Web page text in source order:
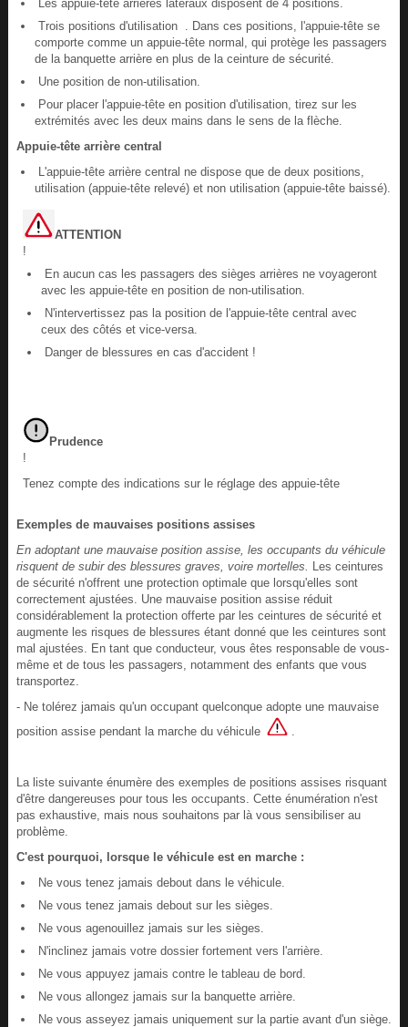
Les appuie-tête arrières latéraux disposent de 4 positions.
Trois positions d'utilisation . Dans ces positions, l'appuie-tête se
comporte comme un appuie-tête normal, qui protège les passagers
de la banquette arrière en plus de la ceinture de sécurité.
Une position de non-utilisation.
Pour placer l'appuie-tête en position d'utilisation, tirez sur les
extrémités avec les deux mains dans le sens de la flèche.
Appuie-tête arrière central
L'appuie-tête arrière central ne dispose que de deux positions,
utilisation (appuie-tête relevé) et non utilisation (appuie-tête baissé).
ATTENTION
!
En aucun cas les passagers des sièges arrières ne voyageront
avec les appuie-tête en position de non-utilisation.
N'intervertissez pas la position de l'appuie-tête central avec
ceux des côtés et vice-versa.
Danger de blessures en cas d'accident !
Prudence
!
Tenez compte des indications sur le réglage des appuie-tête
Exemples de mauvaises positions assises
En adoptant une mauvaise position assise, les occupants du véhicule
risquent de subir des blessures graves, voire mortelles.
Les ceintures
de sécurité n'offrent une protection optimale que lorsqu'elles sont
correctement ajustées. Une mauvaise position assise réduit
considérablement la protection offerte par les ceintures de sécurité et
augmente les risques de blessures étant donné que les ceintures sont
mal ajustées. En tant que conducteur, vous êtes responsable de vous-
même et de tous les passagers, notamment des enfants que vous
transportez.
- Ne tolérez jamais qu'un occupant quelconque adopte une mauvaise
position assise pendant la marche du véhicule
.
La liste suivante énumère des exemples de positions assises risquant
d'être dangereuses pour tous les occupants. Cette énumération n'est
pas exhaustive, mais nous souhaitons par là vous sensibiliser au
problème.
C'est pourquoi, lorsque le véhicule est en marche :
Ne vous tenez jamais debout dans le véhicule.
Ne vous tenez jamais debout sur les sièges.
Ne vous agenouillez jamais sur les sièges.
N'inclinez jamais votre dossier fortement vers l'arrière.
Ne vous appuyez jamais contre le tableau de bord.
Ne vous allongez jamais sur la banquette arrière.
Ne vous asseyez jamais uniquement sur la partie avant d'un siège.